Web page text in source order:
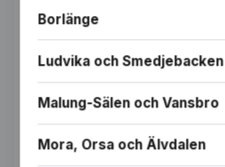
Glömt lösenordet?
Borlänge
Ludvika och Smedjebacken
Malung-Sälen och Vansbro
Mora, Orsa och Älvdalen